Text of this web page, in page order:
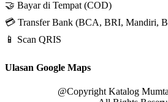
🤝 Bayar di Tempat (COD)
💳 Transfer Bank (BCA, BRI, Mandiri,
📱 Scan QRIS
Ulasan Google Maps
@Copyright Katalog